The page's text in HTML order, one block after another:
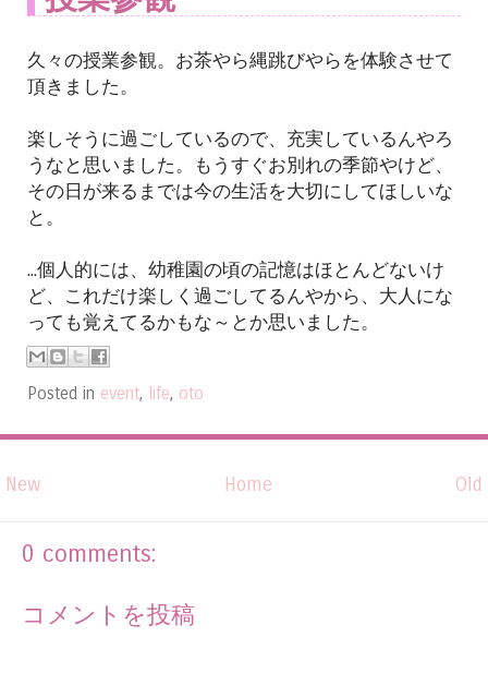
久々の授業参観。お茶やら縄跳びやらを体験させて
頂きました。
楽しそうに過ごしているので、充実しているんやろ
うなと思いました。もうすぐお別れの季節やけど、
その日が来るまでは今の生活を大切にしてほしいな
と。
...個人的には、幼稚園の頃の記憶はほとんどないけ
ど、これだけ楽しく過ごしてるんやから、大人にな
っても覚えてるかもな～とか思いました。
Posted in event, life, oto
New Old
Home
0 comments:
コメントを投稿